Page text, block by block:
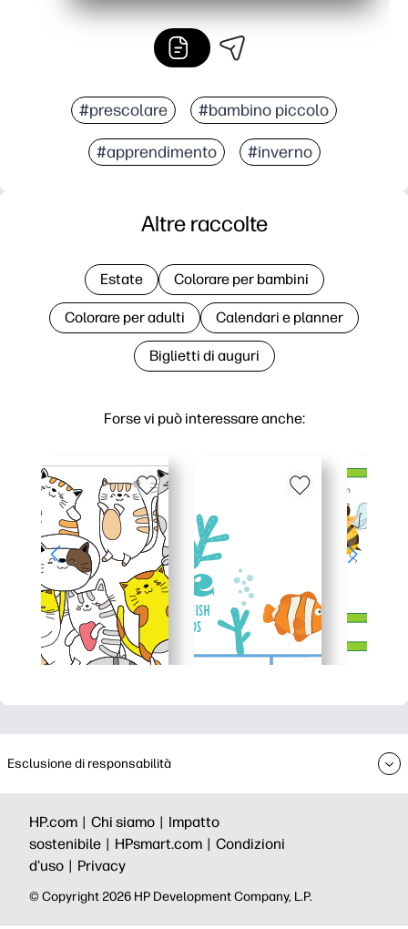
#prescolare #bambino piccolo
#apprendimento #inverno
Forse vi può interessare anche:
Altre raccolte
Estate Colorare per bambini
Colorare per adulti Calendari e planner
Biglietti di auguri
Esclusione di responsabilità
HP.com | Chi siamo | Impatto
sostenibile | HPsmart.com | Condizioni
d'uso | Privacy
© Copyright 2026 HP Development Company, L.P.